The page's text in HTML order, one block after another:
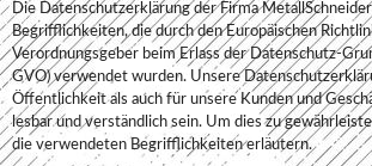
Die Datenschutzerklärung der Firma
Begrifflichkeiten, die durch den Europäischen
Verordnungsgeber beim Erlass der Datenschutz-
GVO) verwendet wurden. Unsere
Öffentlichkeit als auch für unsere Kunden und
lesbar und verständlich sein. Um dies zu
die verwendeten Begrifflichkeiten erläutern.